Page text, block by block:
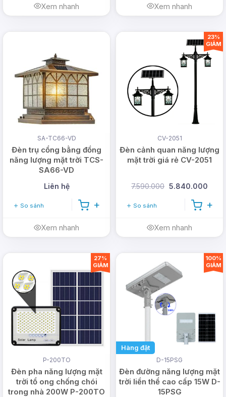
Xem nhanh Xem nhanh
SA-TC66-VD
Đèn trụ cổng bằng đồng
năng lượng mặt trời TCS-
SA66-VD
Liên hệ
So sánh
Xem nhanh
CV-2051
Đèn cảnh quan năng lượng
mặt trời giá rẻ CV-2051
7.590.000 5.840.000
So sánh
Xem nhanh
23%
GIẢM
P-200TO
Đèn pha năng lượng mặt
trời tổ ong chống chói
trong nhà 200W P-200TO
27%
GIẢM
Hàng đặt
D-15PSG
Đèn đường năng lượng mặt
trời liền thể cao cấp 15W D-
15PSG
100%
GIẢM